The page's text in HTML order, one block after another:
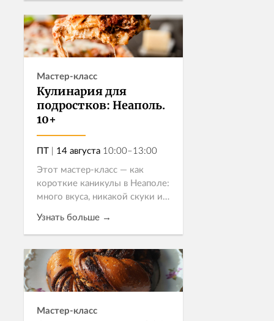
Записаться
Мастер-класс
Кулинария для
подростков: Неаполь.
10+
ПТ | 14 августа 10:00–13:00
Этот мастер-класс — как
короткие каникулы в Неаполе:
много вкуса, никакой скуки и
научатся базовым приемам
итальянской кухни под
руководством опытного шефа
— с ясными, понятн...
Узнать больше →
Записаться
Мастер-класс